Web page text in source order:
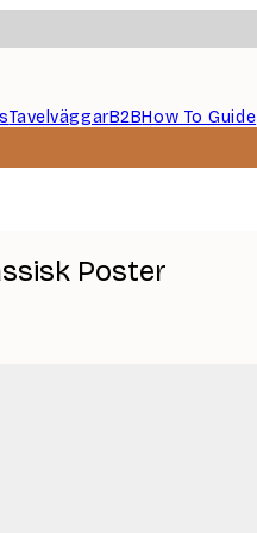
TavelväggarB2BHow To Guide
Poster